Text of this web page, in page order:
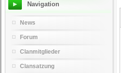
Navigation
News
Forum
Clanmitglieder
Clansatzung